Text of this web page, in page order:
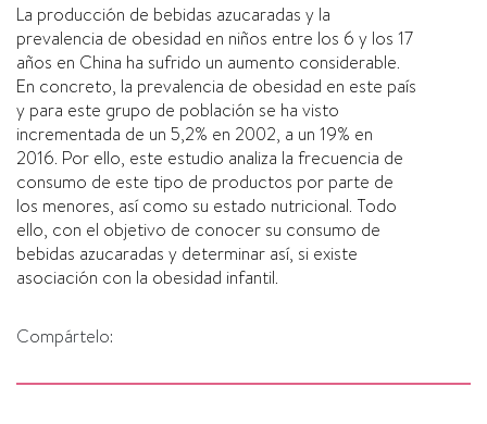
La producción de bebidas azucaradas y la
prevalencia de obesidad en niños entre los 6 y los 17
años en China ha sufrido un aumento considerable.
En concreto, la prevalencia de obesidad en este país
y para este grupo de población se ha visto
incrementada de un 5,2% en 2002, a un 19% en
2016. Por ello, este estudio analiza la frecuencia de
consumo de este tipo de productos por parte de
los menores, así como su estado nutricional. Todo
ello, con el objetivo de conocer su consumo de
bebidas azucaradas y determinar así, si existe
asociación con la obesidad infantil.
Compártelo: